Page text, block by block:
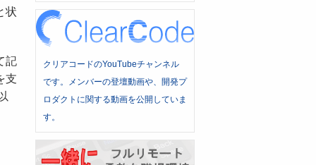
状
記
支
クリアコードのYouTubeチャンネル
です。メンバーの登壇動画や、開発プ
ロダクトに関する動画を公開していま
す。